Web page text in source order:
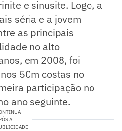
e sinusite. Logo, a
séria e a jovem
as principais
no alto
em 2008, foi
50m costas no
participação no
ano seguinte.
A